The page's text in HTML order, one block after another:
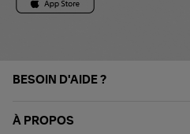
BESOIN D'AIDE ?
À PROPOS